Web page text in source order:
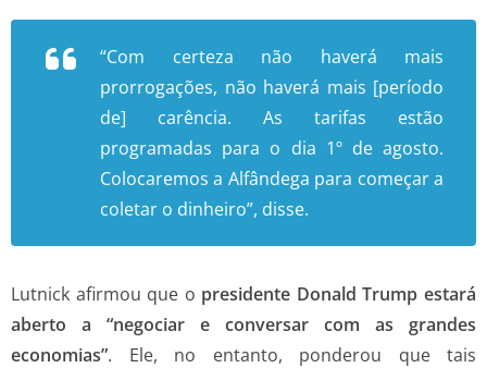
“Com certeza não haverá mais
prorrogações, não haverá mais [período
de] carência. As tarifas estão
programadas para o dia 1º de agosto.
Colocaremos a Alfândega para começar a
coletar o dinheiro”, disse.
Lutnick afirmou que o presidente Donald Trump estará
aberto a “negociar e conversar com as grandes
economias”. Ele, no entanto, ponderou que tais